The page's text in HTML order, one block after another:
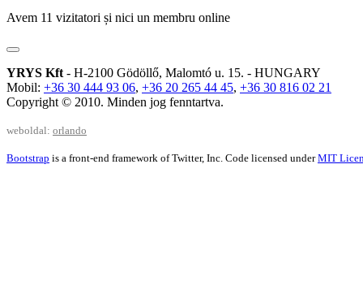
Avem 11 vizitatori și nici un membru online
YRYS Kft - H-2100 Gödöllő, Malomtó u. 15. - HUNGARY
Mobil: +36 30 444 93 06, +36 20 265 44 45, +36 30 816 02 21
Copyright © 2010. Minden jog fenntartva.
weboldal: orlando
Bootstrap is a front-end framework of Twitter, Inc. Code licensed underMIT